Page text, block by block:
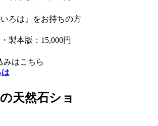
ろは』をお持ちの方
製本版：15,000円
はこちら
天然石ショ